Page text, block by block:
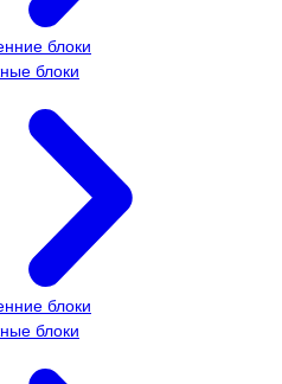
блоки
блоки
блоки
блоки